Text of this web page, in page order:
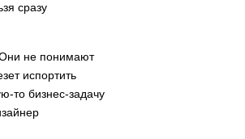
сразу
Они не понимают
испортить
то бизнес-задачу